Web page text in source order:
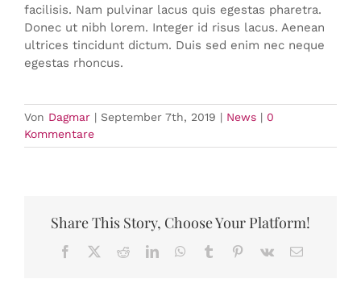
facilisis. Nam pulvinar lacus quis egestas pharetra.
Donec ut nibh lorem. Integer id risus lacus. Aenean
ultrices tincidunt dictum. Duis sed enim nec neque
egestas rhoncus.
Von Dagmar | September 7th, 2019 | News | 0
Kommentare
Share This Story, Choose Your Platform!
Facebook RedditLinkedInWhatsApp
Tumblr Pinterest
Vk
E-